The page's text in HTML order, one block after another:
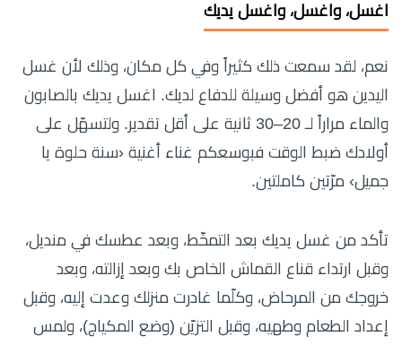
اغسل، واغسل، واغسل يديك
نعم، لقد سمعت ذلك كثيراً وفي كل مكان، وذلك لأن غسل
اليدين هو أفضل وسيلة للدفاع لديك. اغسل يديك بالصابون
والماء مراراً لـ 20–30 ثانية على أقل تقدير. ولتسهّل على
أولادك ضبط الوقت فبوسعكم غناء أغنية ‹سنة حلوة يا
جميل› مرّتين كاملتين.
تأكد من غسل يديك بعد التمخّط، وبعد عطسك في منديل،
وقبل ارتداء قناع القماش الخاص بك وبعد إزالته، وبعد
خروجك من المرحاض، وكلّما غادرت منزلك وعدت إليه، وقبل
إعداد الطعام وطهيه، وقبل التزيّن (وضع المكياج)، ولمس